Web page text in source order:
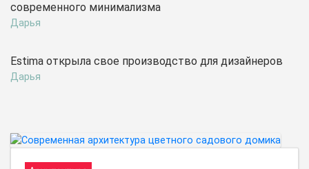
современного минимализма
Дарья
Estima открыла свое производство для дизайнеров
Дарья